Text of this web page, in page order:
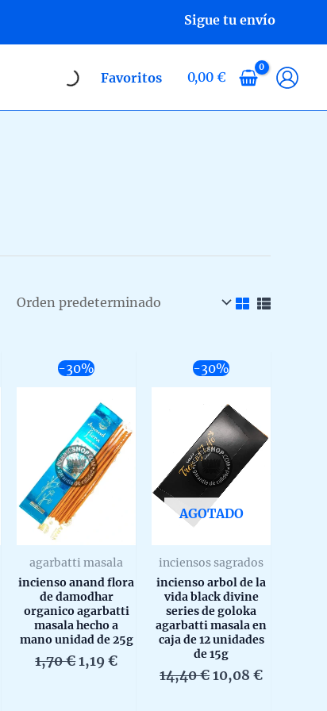
Sigue tu envío
Favoritos 0,00 €
-30%
agarbatti masala
incienso anand flora
de damodhar
organico agarbatti
masala hecho a
mano unidad de 25g
1,70€El
1,19€El
precio
-30%
AGOTADO
inciensos sagrados
incienso arbol de la
vida black divine
series de goloka
agarbatti masala en
caja de 12 unidades
de 15g
14,40€El
10,08€El